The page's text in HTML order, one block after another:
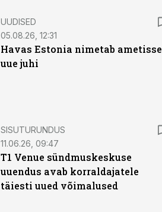
UUDISED
05.08.26, 12:31
Havas Estonia nimetab ametisse
uue juhi
ST
SISUTURUNDUS
11.06.26, 09:47
T1 Venue sündmuskeskuse
uuendus avab korraldajatele
täiesti uued võimalused